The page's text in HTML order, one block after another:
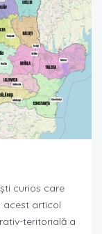
curios care
acest articol
teritorială a